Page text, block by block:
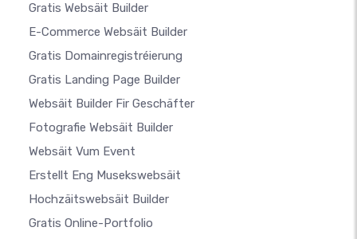
Gratis Websäit Builder
E-Commerce Websäit Builder
Gratis Domainregistréierung
Gratis Landing Page Builder
Websäit Builder Fir Geschäfter
Fotografie Websäit Builder
Websäit Vum Event
Erstellt Eng Musekswebsäit
Hochzäitswebsäit Builder
Gratis Online-Portfolio